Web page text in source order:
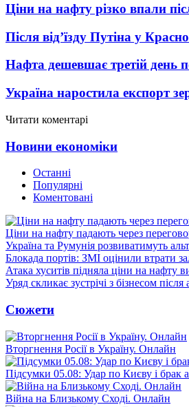
Ціни на нафту різко впали
Після від’їзду Путіна у
Нафта дешевшає третій день
Україна наростила експорт
Читати коментарі
Новини економіки
Останні
Популярні
Коментовані
Ціни на нафту падають через
Україна та Румунія розвиватимуть
Блокада портів: ЗМІ оцінили втрати
Атака хуситів підняла ціни на нафту
Уряд скликає зустрічі з бізнесом
Сюжети
Вторгнення Росії в Україну. Онлайн
Підсумки 05.08: Удар по Києву і брак
Війна на Близькому Сході. Онлайн